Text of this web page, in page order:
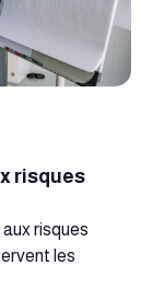
risques
risques
les